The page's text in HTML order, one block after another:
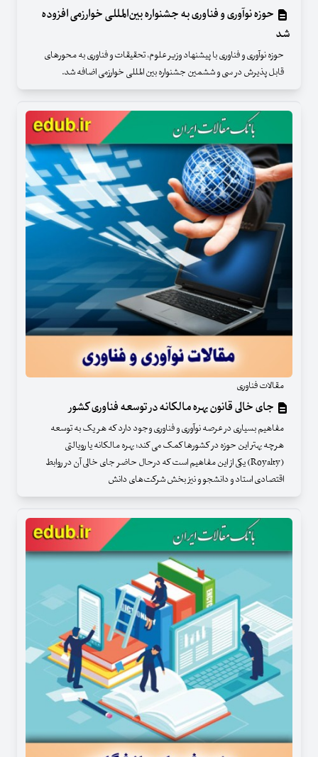
حوزه نوآوری و فناوری به جشنواره بین‌المللی خوارزمی افزوده
شد
حوزه نوآوری و فناوری با پیشنهاد وزیر علوم، تحقیقات و فناوری به محورهای
قابل پذیرش در سی و ششمین جشنواره بین المللی خوارزمی اضافه شد.
مقالات فناوری
جای خالی قانون بهره مالکانه در توسعه فناوری کشور
مفاهیم بسیاری در عرصه نوآوری و فناوری وجود دارد که هر یک به توسعه
هرچه بهتر این حوزه در کشورها کمک می کند؛ بهره مالکانه یا رویالتی
(Royalty) یکی از این مفاهیم است که درحال حاضر جای خالی آن در روابط
اقتصادی استاد و دانشجو و نیز بخش شرکت‌های دانش